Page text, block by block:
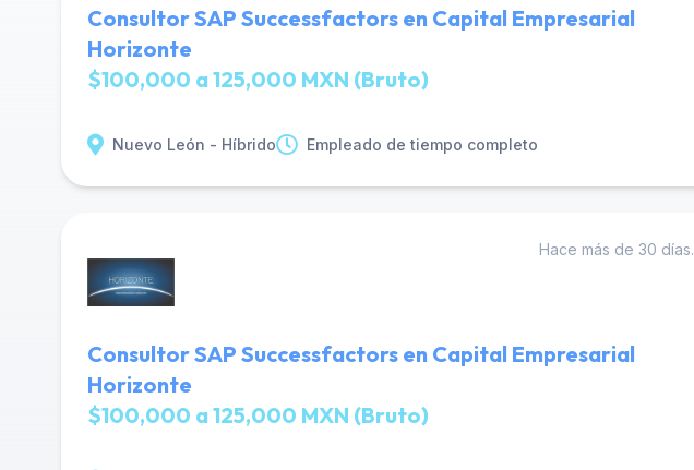
Consultor SAP Successfactors en Capital Empresarial
Horizonte
$100,000 a 125,000 MXN (Bruto)
Nuevo León - Híbrido Empleado de tiempo completo
Hace más de 30 días.
Consultor SAP Successfactors en Capital Empresarial
Horizonte
$100,000 a 125,000 MXN (Bruto)